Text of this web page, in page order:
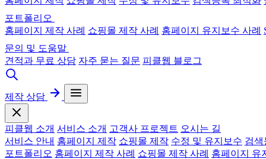
포트폴리오
홈페이지 제작 사례 쇼핑몰 제작 사례 홈페이지 유지보수 사례
문의 및 도움말
견적과 무료 상담 자주 묻는 질문 피클웹 블로그
제작 상담
피클웹 소개 서비스 소개 고객사 프로젝트 오시는 길
서비스 안내 홈페이지 제작 쇼핑몰 제작 수정 및 유지보수 검색
포트폴리오 홈페이지 제작 사례 쇼핑몰 제작 사례 홈페이지 유